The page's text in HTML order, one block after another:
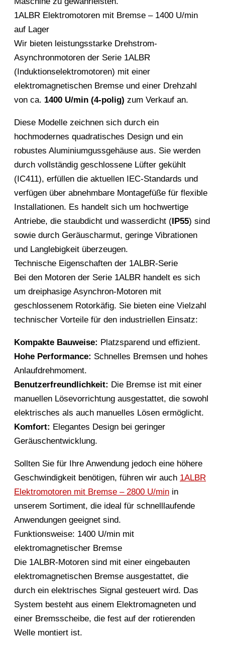
1ALBR Elektromotoren mit Bremse – 1400 U/min
auf Lager
Wir bieten leistungsstarke Drehstrom-
Asynchronmotoren der Serie 1ALBR
(Induktionselektromotoren) mit einer
elektromagnetischen Bremse und einer Drehzahl
von ca. 1400 U/min (4-polig) zum Verkauf an.
Diese Modelle zeichnen sich durch ein
hochmodernes quadratisches Design und ein
robustes Aluminiumgussgehäuse aus. Sie werden
durch vollständig geschlossene Lüfter gekühlt
(IC411), erfüllen die aktuellen IEC-Standards und
verfügen über abnehmbare Montagefüße für flexible
Installationen. Es handelt sich um hochwertige
Antriebe, die staubdicht und wasserdicht ( IP55) sind
sowie durch Geräuscharmut, geringe Vibrationen
und Langlebigkeit überzeugen.
Technische Eigenschaften der 1ALBR-Serie
Bei den Motoren der Serie 1ALBR handelt es sich
um dreiphasige Asynchron-Motoren mit
geschlossenem Rotorkäfig. Sie bieten eine Vielzahl
technischer Vorteile für den industriellen Einsatz:
Kompakte Bauweise: Platzsparend und effizient.
Hohe Performance: Schnelles Bremsen und hohes
Anlaufdrehmoment.
Benutzerfreundlichkeit: Die Bremse ist mit einer
manuellen Lösevorrichtung ausgestattet, die sowohl
elektrisches als auch manuelles Lösen ermöglicht.
Komfort: Elegantes Design bei geringer
Geräuschentwicklung.
Sollten Sie für Ihre Anwendung jedoch eine höhere
Geschwindigkeit benötigen, führen wir auch 1ALBR
Elektromotoren mit Bremse – 2800 U/min in
unserem Sortiment, die ideal für schnelllaufende
Anwendungen geeignet sind.
Funktionsweise: 1400 U/min mit
elektromagnetischer Bremse
Die 1ALBR-Motoren sind mit einer eingebauten
elektromagnetischen Bremse ausgestattet, die
durch ein elektrisches Signal gesteuert wird. Das
System besteht aus einem Elektromagneten und
einer Bremsscheibe, die fest auf der rotierenden
Welle montiert ist.